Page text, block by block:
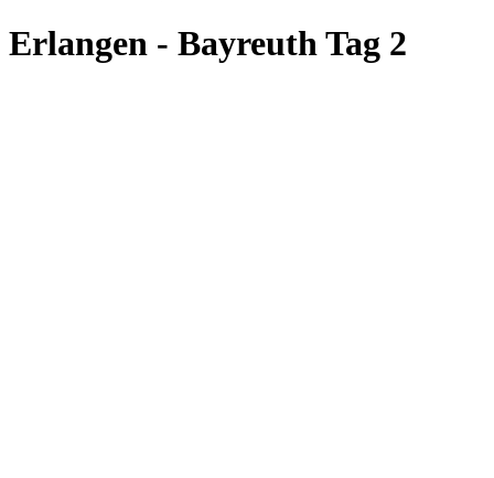
Erlangen - Bayreuth Tag 2